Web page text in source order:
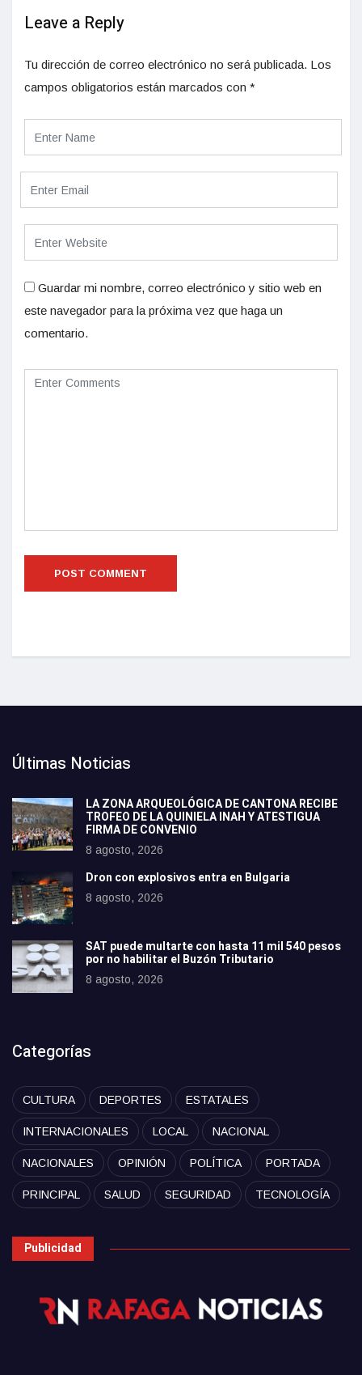
Leave a Reply
Tu dirección de correo electrónico no será publicada. Los
campos obligatorios están marcados con *
Guardar mi nombre, correo electrónico y sitio web en
este navegador para la próxima vez que haga un
comentario.
Últimas Noticias
LA ZONA ARQUEOLÓGICA DE CANTONA RECIBE
TROFEO DE LA QUINIELA INAH Y ATESTIGUA
FIRMA DE CONVENIO
8 agosto, 2026
Dron con explosivos entra en Bulgaria
8 agosto, 2026
SAT puede multarte con hasta 11 mil 540 pesos
por no habilitar el Buzón Tributario
8 agosto, 2026
Categorías
CULTURA DEPORTES ESTATALES
INTERNACIONALES LOCAL NACIONAL
NACIONALES OPINIÓN POLÍTICA PORTADA
PRINCIPAL SALUD SEGURIDAD TECNOLOGÍA
Publicidad